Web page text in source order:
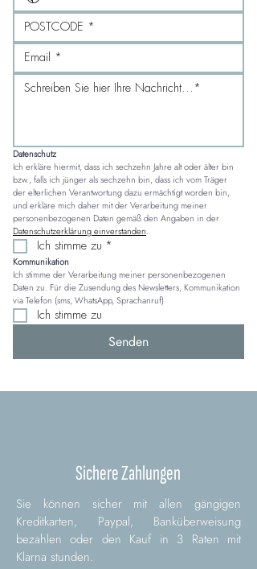
Datenschutz
Ich erkläre hiermit, dass ich sechzehn Jahre alt oder älter bin
bzw., falls ich jünger als sechzehn bin, dass ich vom Träger
der elterlichen Verantwortung dazu ermächtigt worden bin,
und erkläre mich daher mit der Verarbeitung meiner
Datenschutzerklärung einverstanden.
Ich stimme zu *
Kommunikation
Ich stimme der Verarbeitung meiner personenbezogenen
Daten zu. Für die Zusendung des Newsletters, Kommunikation
via Telefon (sms, WhatsApp, Sprachanruf)
Ich stimme zu
Senden
Sichere Zahlungen
Sie können sicher mit allen gängigen
Kreditkarten, Paypal, Banküberweisung
bezahlen oder den Kauf in 3 Raten mit
Klarna stunden.